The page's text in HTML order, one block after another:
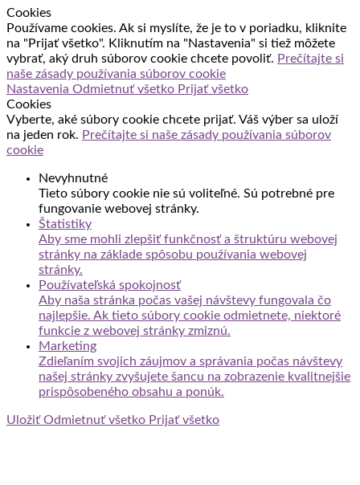
Cookies
Používame cookies. Ak si myslíte, že je to v poriadku, kliknite
na "Prijať všetko". Kliknutím na "Nastavenia" si tiež môžete
vybrať, aký druh súborov cookie chcete povoliť. Prečítajte si
naše zásady používania súborov cookie
Nastavenia Odmietnuť všetko Prijať všetko
Cookies
Vyberte, aké súbory cookie chcete prijať. Váš výber sa uloží
na jeden rok. Prečítajte si naše zásady používania súborov
cookie
Nevyhnutné
Tieto súbory cookie nie sú voliteľné. Sú potrebné pre
fungovanie webovej stránky.
Štatistiky
Aby sme mohli zlepšiť funkčnosť a štruktúru webovej
stránky na základe spôsobu používania webovej
stránky.
Používateľská spokojnosť
Aby naša stránka počas vašej návštevy fungovala čo
najlepšie. Ak tieto súbory cookie odmietnete, niektoré
funkcie z webovej stránky zmiznú.
Marketing
Zdieľaním svojich záujmov a správania počas návštevy
našej stránky zvyšujete šancu na zobrazenie kvalitnejšie
prispôsobeného obsahu a ponúk.
UložiťOdmietnuť všetko Prijať všetko